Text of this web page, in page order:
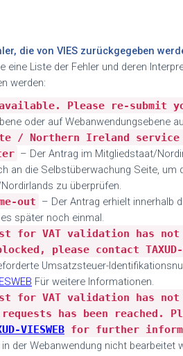
die von VIES zurückgegeben
eine Liste der Fehler und deren
werden:
Please re-submit
oder auf Webanwendungsebene
/ Northern Ireland
– Der Antrag im Mitgliedstaat/
an die Selbstüberwachung Seite, um
zu überprüfen.
out – Der Antrag erhielt innerhalb
später noch einmal.
for VAT validation has not
please contact
Umsatzsteuer-
Für weitere Informationen.
for VAT validation has not
has been reached.
VIESWEB for further
der Webanwendung nicht